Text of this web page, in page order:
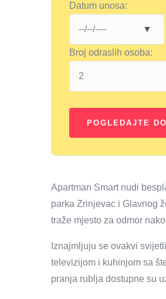
Datum unosa:
Broj odraslih osoba:
Apartman Smart nudi
parka Zrinjevac i Glavnog
traže mjesto za odmor
Iznajmljuju se ovakvi
televizijom i kuhinjom sa
pranja rublja dostupne su